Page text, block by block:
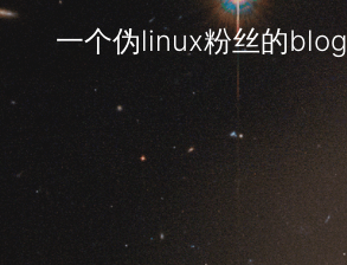
一个伪linux粉丝的blog